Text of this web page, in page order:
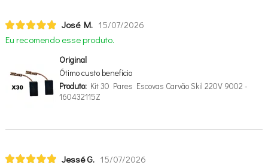
José M. 15/07/2026
Eu recomendo esse produto.
Original
Ótimo custo benefício
Produto:Kit 30 Pares Escovas Carvão Skil 220V 9002 -
160432115Z
Jessé G. 15/07/2026